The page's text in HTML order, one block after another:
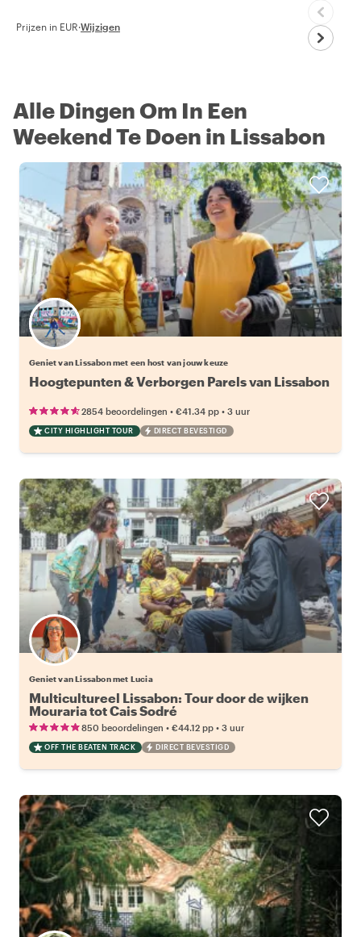
Prijzen in EUR·Wijzigen
Alle Dingen Om In Een
Weekend Te Doen in Lissabon
Kies jouw favoriete local
Geniet van Lissabon met een host van jouw keuze
Hoogtepunten & Verborgen Parels van Lissabon
2854 beoordelingen • €41.34 pp • 3 uur
CITY HIGHLIGHT TOUR DIRECT BEVESTIGD
Geniet van Lissabon met Lucia
Multicultureel Lissabon: Tour door de wijken
Mouraria tot Cais Sodré
850 beoordelingen • €44.12 pp • 3 uur
OFF THE BEATEN TRACK DIRECT BEVESTIGD